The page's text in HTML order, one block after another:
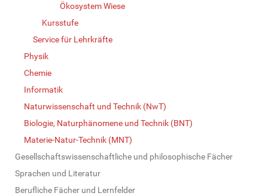
Ökosystem Wiese
Kursstufe
Service für Lehrkräfte
Physik
Chemie
Informatik
Naturwissenschaft und Technik (NwT)
Biologie, Naturphänomene und Technik (BNT)
Materie-Natur-Technik (MNT)
Gesellschaftswissenschaftliche und philosophische Fächer
Sprachen und Literatur
Berufliche Fächer und Lernfelder